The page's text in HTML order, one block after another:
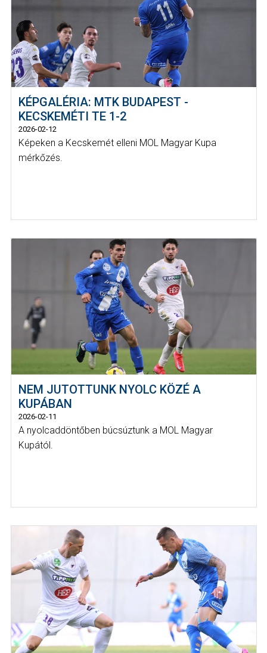
KÉPGALÉRIA: MTK BUDAPEST -
KECSKEMÉTI TE 1-2
2026-02-12
Képeken a Kecskemét elleni MOL Magyar Kupa
mérkőzés.
NEM JUTOTTUNK NYOLC KÖZÉ A
KUPÁBAN
2026-02-11
A nyolcaddöntőben búcsúztunk a MOL Magyar
Kupától.